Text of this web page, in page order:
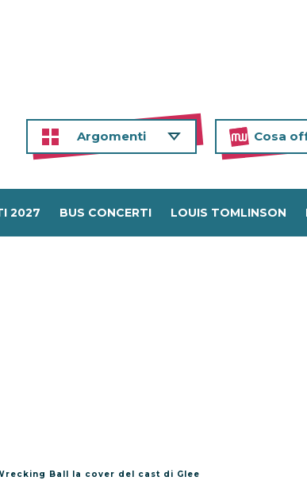
Argomenti Cosa
2027 BUS CONCERTI LOUIS TOMLINSON
Ball la cover del cast di Glee